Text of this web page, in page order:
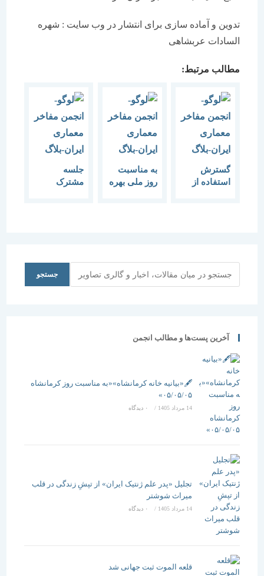
تدوین و آماده سازی برای انتشار در وب سایت : شهره
السادات عربشاهی
مطالب مرتبط:
گسترش
استفاده از
به مناسبت
روز ملی بهره
مشترک
دانشگاه
تهران و
جستجو
آخرین پست‌ها و مطالب انجمن
🖋️«بیانیه خانه کرمانشاه»«به مناسبت روز کرمانشاه
۰۵/۰۵/۰۵»
/ ۰ دیدگاه
تجلیل «پدر علم ژنتیک ایران» از تپشِ زندگی در قلب
میراث شوشتر
14 مرداد 1405 / ۰ دیدگاه
قلعه الموت ثبت جهانی شد